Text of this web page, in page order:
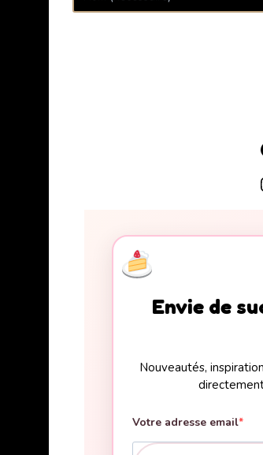
Envie de
Nouveautés,
Votre adresse email